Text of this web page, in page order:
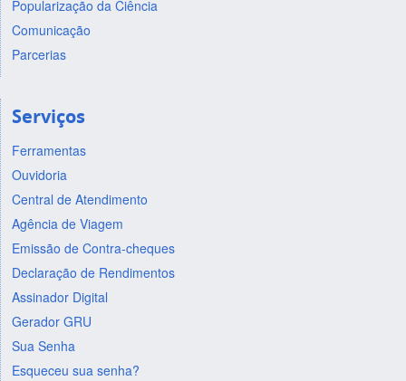
Popularização da Ciência
Comunicação
Parcerias
Serviços
Ferramentas
Ouvidoria
Central de Atendimento
Agência de Viagem
Emissão de Contra-cheques
Declaração de Rendimentos
Assinador Digital
Gerador GRU
Sua Senha
Esqueceu sua senha?